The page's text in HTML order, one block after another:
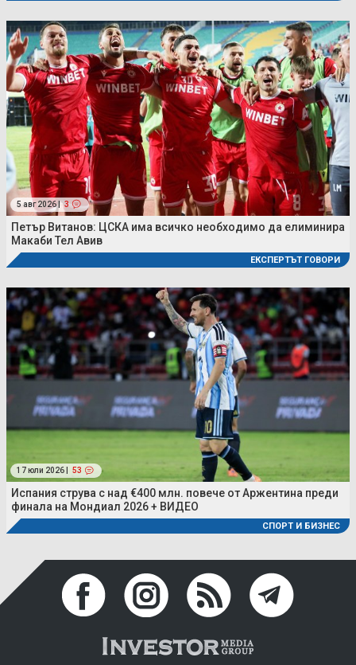
5 авг 2026 | 3
Петър Витанов: ЦСКА има всичко необходимо да елиминира
Макаби Тел Авив
ЕКСПЕРТЪТ ГОВОРИ
17 юли 2026 | 53
Испания струва с над €400 млн. повече от Аржентина преди
финала на Мондиал 2026 + ВИДЕО
СПОРТ И БИЗНЕС